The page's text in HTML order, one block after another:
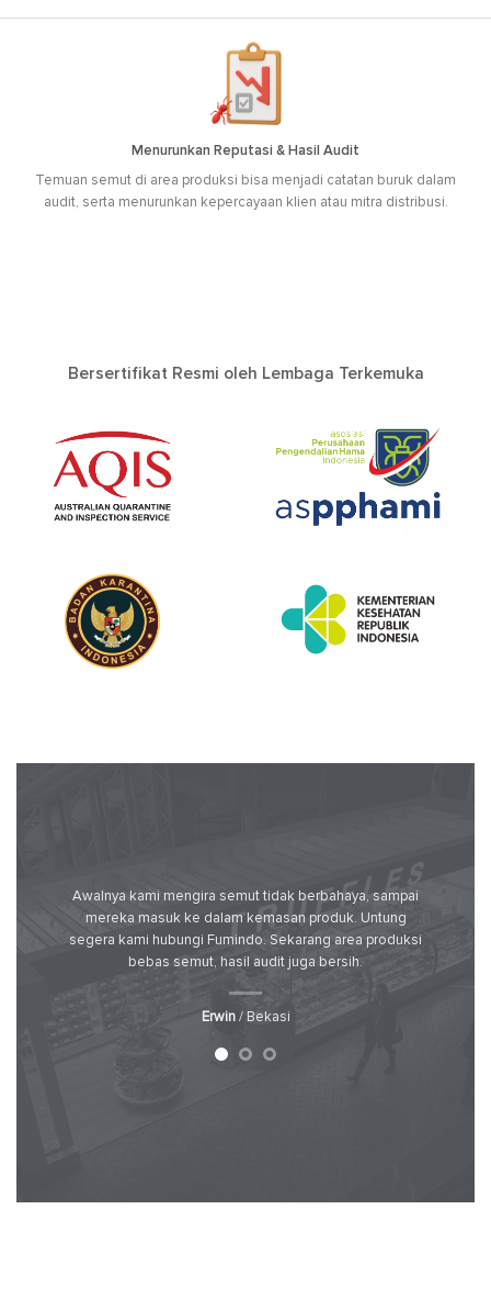
Menurunkan Reputasi & Hasil Audit
Temuan semut di area produksi bisa menjadi catatan buruk dalam
audit, serta menurunkan kepercayaan klien atau mitra distribusi.
Bersertifikat Resmi oleh Lembaga Terkemuka
Awalnya kami mengira semut tidak berbahaya, sampai
mereka masuk ke dalam kemasan produk. Untung
segera kami hubungi Fumindo. Sekarang area produksi
bebas semut, hasil audit juga bersih.
Erwin/ Bekasi